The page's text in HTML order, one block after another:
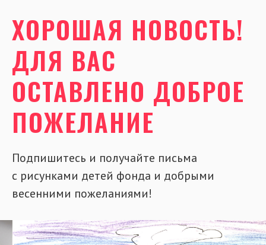
ХОРОШАЯ НОВОСТЬ!
ДЛЯ ВАС
ОСТАВЛЕНО ДОБРОЕ
ПОЖЕЛАНИЕ
Подпишитесь и получайте письма
с рисунками детей фонда и добрыми
весенними пожеланиями!